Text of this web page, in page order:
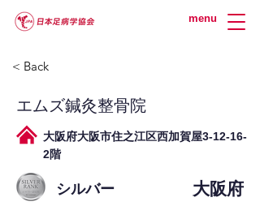
menu
< Back
エムズ鍼灸整骨院
大阪府大阪市住之江区西加賀屋3-12-16-
2階
シルバー 大阪府